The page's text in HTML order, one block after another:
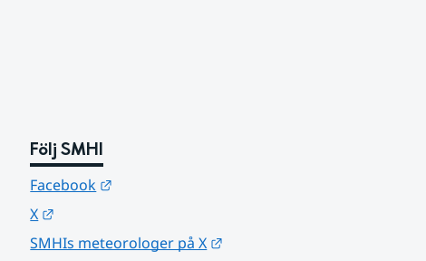
Följ SMHI
Facebook
X
SMHIs meteorologer på X